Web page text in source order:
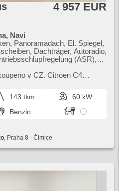
4 957 EUR
Navi
Panoramadach, El. Spiegel,
Dachträger, Autoradio,
(ASR),
Nebelscheinwerfer,
v CZ. Citroen C4
bohatou v...
143 tkm
60 kW
Benzin
, Praha 8 - Čimice